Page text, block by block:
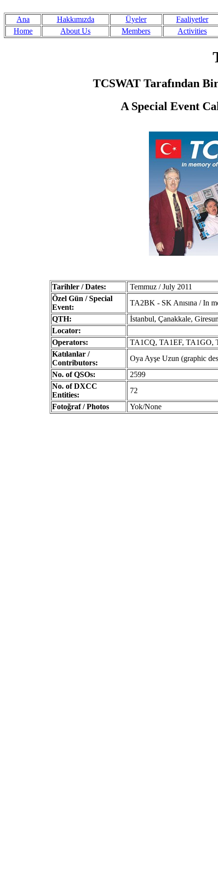
Ana Hakkımızda Üyeler
Faaliyetler
Home
About Us Members Activities
TCSWAT Tarafından
A Special Event
Tarihler / Dates:
Temmuz / July 2011
Özel Gün / Special
Event:
TA2BK - SK Anısına / In
QTH:
İstanbul, Çanakkale,
Locator:
Operators:
TA1CQ, TA1EF,
Katılanlar /
Contributors:
Oya Ayşe Uzun (graphic
No. of QSOs:
2599
No. of DXCC
Entities:
72
Fotoğraf / Photos
Yok/None